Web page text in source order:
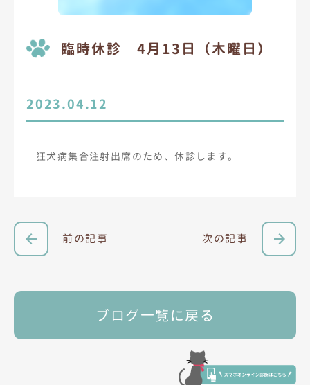
臨時休診 4月13日（木曜日）
2023.04.12
狂犬病集合注射出席のため、休診します。
前の記事
ブログ一覧に戻る
次の記事